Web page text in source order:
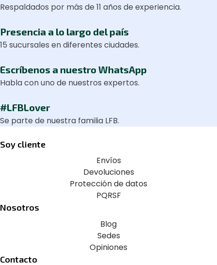
Respaldados por más de 11 años de experiencia.
Presencia a lo largo del país
15 sucursales en diferentes ciudades.
Escríbenos a nuestro WhatsApp
Habla con uno de nuestros expertos.
#LFBLover
Se parte de nuestra familia LFB.
Soy cliente
Envíos
Devoluciones
Protección de datos
PQRSF
Nosotros
Blog
Sedes
Opiniones
Contacto